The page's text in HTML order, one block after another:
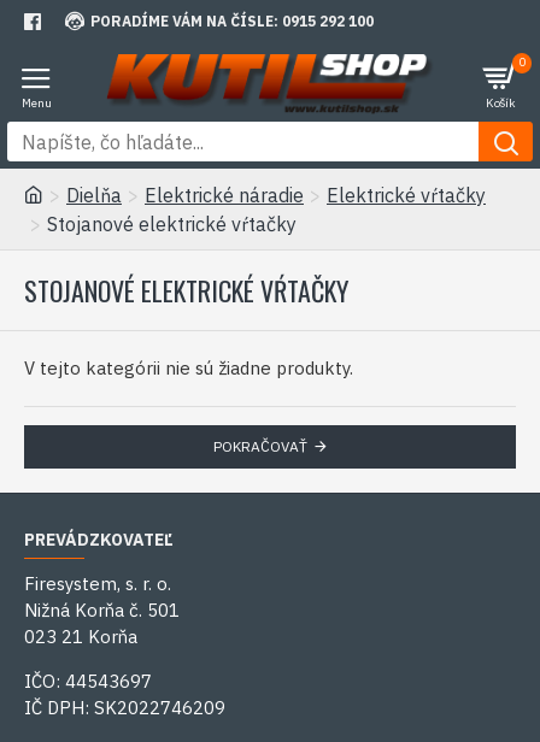
PORADÍME VÁM NA ČÍSLE: 0915 292 100
0
Dielňa Elektrické náradie
Elektrické vŕtačky
Stojanové elektrické vŕtačky
STOJANOVÉ ELEKTRICKÉ VŔTAČKY
V tejto kategórii nie sú žiadne produkty.
POKRAČOVAŤ
PREVÁDZKOVATEĽ
Firesystem, s. r. o.
Nižná Korňa č. 501
023 21 Korňa
IČO: 44543697
IČ DPH: SK2022746209